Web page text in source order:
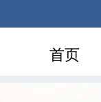
首页